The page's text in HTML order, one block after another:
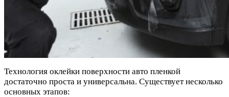
Технология оклейки поверхности авто пленкой
достаточно проста и универсальна. Существует несколько
основных этапов: